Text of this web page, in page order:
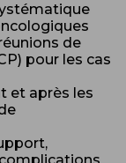
de
pour les cas
et après les